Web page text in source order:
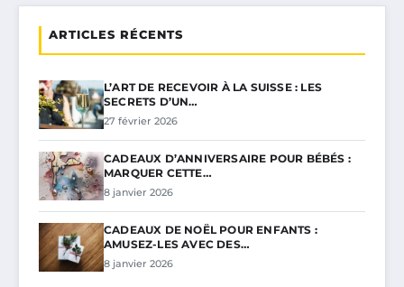
ARTICLES RÉCENTS
L’ART DE RECEVOIR À LA SUISSE : LES
SECRETS D’UN…
27 février 2026
CADEAUX D’ANNIVERSAIRE POUR BÉBÉS :
MARQUER CETTE…
8 janvier 2026
CADEAUX DE NOËL POUR ENFANTS :
AMUSEZ-LES AVEC DES…
8 janvier 2026